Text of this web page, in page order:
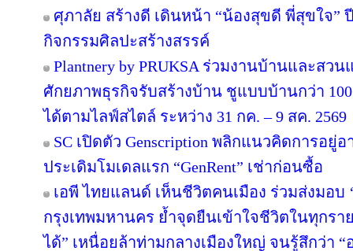
ศุภาลัย สร้างดี เดินหน้า “น้องสุขดี พี่สุขใจ”
กิจกรรมศิลปะสร้างสรรค์
Plantnery by PRUKSA ร่วมงานบ้านและสวน
ศักยภาพธุรกิจรับสร้างบ้าน ชูแบบบ้านกว่า
ได้ตามไลฟ์สไตล์ ระหว่าง 31 กค. – 9 สค. 2569
SC เปิดตัว Genscription พลิกแนวคิดการอ
ประเดิมโมเดลแรก “GenRent” เช่าก่อนซื้อ
เอพี ไทยแลนด์ เห็นชีวิตคนเมือง ร่วมส่งมอบ
กรุงเทพมหานคร ย้ำจุดยืนเข้าใจชีวิตในทุกรา
ได้” เหนื่อยล้าท่ามกลางเมืองใหญ่ จนรู้สึกว่า